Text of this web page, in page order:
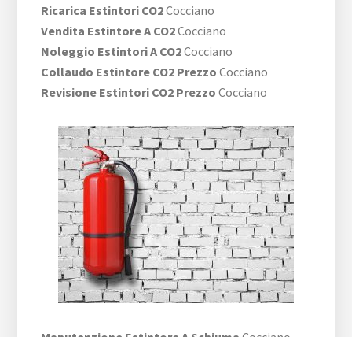
Ricarica Estintori CO2Cocciano
Vendita Estintore A CO2Cocciano
Noleggio Estintori A CO2Cocciano
Collaudo Estintore CO2 Prezzo Cocciano
Revisione Estintori CO2 Prezzo Cocciano